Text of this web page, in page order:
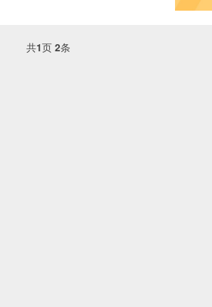
共1页 2条